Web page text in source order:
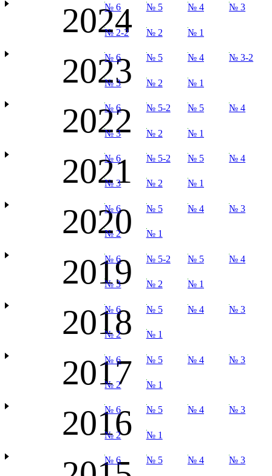
2024
№ 6 № 5 № 4 № 3
№ 2-2 № 2 № 1
2023
№ 6 № 5 № 4 № 3-2
№ 3 № 2 № 1
2022
№ 6 № 5-2 № 5 № 4
№ 3 № 2 № 1
2021
№ 6 № 5-2 № 5 № 4
№ 3 № 2 № 1
2020
№ 6 № 5 № 4 № 3
№ 2 № 1
2019
№ 6 № 5-2 № 5 № 4
№ 3 № 2 № 1
2018
№ 6 № 5 № 4 № 3
№ 2 № 1
2017
№ 6 № 5 № 4 № 3
№ 2 № 1
2016
№ 6 № 5 № 4 № 3
№ 2 № 1
№ 6 № 5 № 4 № 3